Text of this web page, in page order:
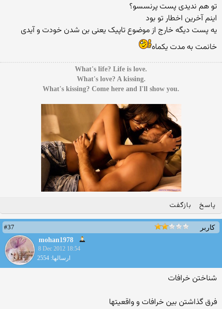
تو هم ندیدی پست پرنسسو؟
اینم آخرین اخطار تو بود
یه پست دیگه خارج از موضوع تاپیک یعنی بن شدن خودت و آیدی
خانمت به مدت یکماه
.What's life? Life is love
.What's love? A kissing
.What's kissing? Come here and I'll show you
پاسخ بازگفت
کاربر
#37
mohan1978
8 Dec 2012 18:54
ارسالها: 2554
شناختن خرافات
فرق گذاشتن بین خرافات و واقعیتها